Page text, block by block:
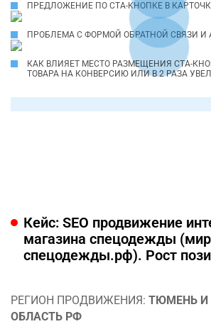
ПРЕДЛОЖЕНИЕ ПО СТА-КНОПКЕ В
ПРОБЛЕМА С ФОРМОЙ ОБРАТНОЙ СВЯЗИ
КАК ВЛИЯЕТ МЕСТО РАЗМЕЩЕНИЯ CTA-
ТОВАРА НА КОНВЕРСИЮ ИЛИ В 2 РАЗА
Кейс: SEO продвижение
магазина спецодежды
спецодежды.рф). Рост
РЕГИОН ПРОДВИЖЕНИЯ: ТЮМЕНЬ И
ОБЛАСТЬ РФ